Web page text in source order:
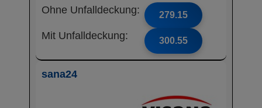
Ohne Unfalldeckung: 279.15
Mit Unfalldeckung: 300.55
sana24